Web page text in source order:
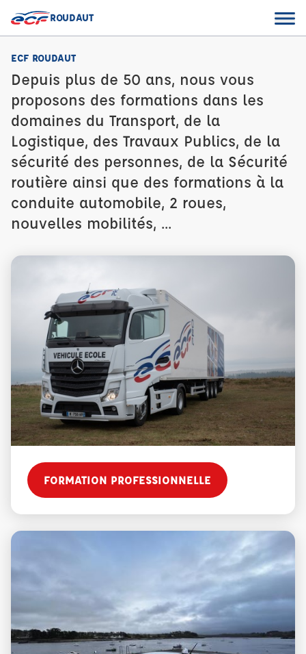
ROUDAUT
ECF ROUDAUT
Depuis plus de 50 ans, nous vous
proposons des formations dans les
domaines du Transport, de la
Logistique, des Travaux Publics, de la
sécurité des personnes, de la Sécurité
routière ainsi que des formations à la
conduite automobile, 2 roues,
nouvelles mobilités, ...
FORMATION PROFESSIONNELLE